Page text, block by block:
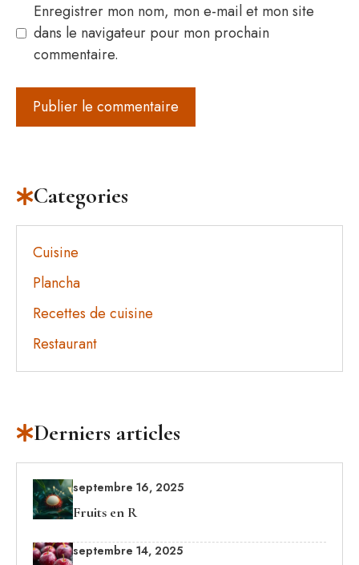
Enregistrer mon nom, mon e-mail et mon site
dans le navigateur pour mon prochain
commentaire.
Categories
Cuisine
Plancha
Recettes de cuisine
Restaurant
Derniers articles
septembre 16, 2025
Fruits en R
septembre 14, 2025